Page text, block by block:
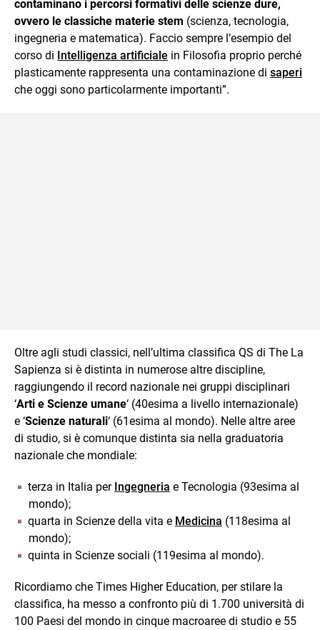
contaminano i percorsi formativi delle scienze dure,
ovvero le classiche materie stem (scienza, tecnologia,
ingegneria e matematica). Faccio sempre l’esempio del
corso di Intelligenza artificiale in Filosofia proprio perché
plasticamente rappresenta una contaminazione di saperi
che oggi sono particolarmente importanti”.
Oltre agli studi classici, nell’ultima classifica QS di The La
Sapienza si è distinta in numerose altre discipline,
raggiungendo il record nazionale nei gruppi disciplinari
‘Arti e Scienze umane‘ (40esima a livello internazionale)
e ‘Scienze naturali‘ (61esima al mondo). Nelle altre aree
di studio, si è comunque distinta sia nella graduatoria
nazionale che mondiale:
terza in Italia per Ingegneria e Tecnologia (93esima al
mondo);
quarta in Scienze della vita e Medicina (118esima al
mondo);
quinta in Scienze sociali (119esima al mondo).
Ricordiamo che Times Higher Education, per stilare la
classifica, ha messo a confronto più di 1.700 università di
100 Paesi del mondo in cinque macroaree di studio e 55